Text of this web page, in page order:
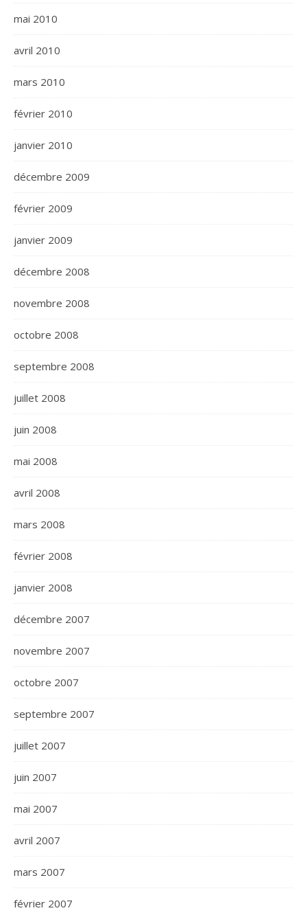
mai 2010
avril 2010
mars 2010
février 2010
janvier 2010
décembre 2009
février 2009
janvier 2009
décembre 2008
novembre 2008
octobre 2008
septembre 2008
juillet 2008
juin 2008
mai 2008
avril 2008
mars 2008
février 2008
janvier 2008
décembre 2007
novembre 2007
octobre 2007
septembre 2007
juillet 2007
juin 2007
mai 2007
avril 2007
mars 2007
février 2007